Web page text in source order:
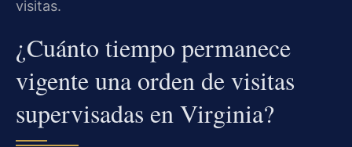
visitas.
¿Cuánto tiempo permanece
vigente una orden de visitas
supervisadas en Virginia?